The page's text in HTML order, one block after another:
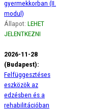
gyermekkorban (II.
modul)
Állapot: LEHET
JELENTKEZNI
2026-11-28
(Budapest):
Felfüggesztéses
eszközök az
edzésben és a
rehabilitációban